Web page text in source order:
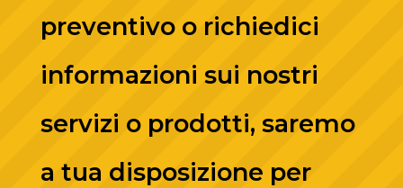
preventivo o richiedici
informazioni sui nostri
servizi o prodotti, saremo
a tua disposizione per